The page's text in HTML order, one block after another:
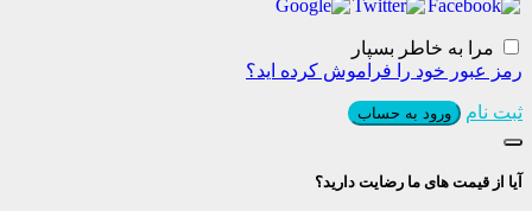
مرا به خاطر بسپار
رمز عبور خود را فراموش کرده اید؟
ثبت نام ورود به حساب
آیا از قیمت های ما رضایت دارید؟